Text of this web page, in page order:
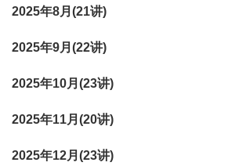
2025年8月(21讲)
2025年9月(22讲)
2025年10月(23讲)
2025年11月(20讲)
2025年12月(23讲)